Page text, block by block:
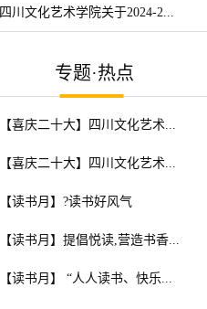
四川文化艺术学院关于2024-2...
专题·热点
【喜庆二十大】四川文化艺术...
【喜庆二十大】四川文化艺术...
【读书月】?读书好风气
【读书月】提倡悦读,营造书香...
【读书月】 “人人读书、快乐...